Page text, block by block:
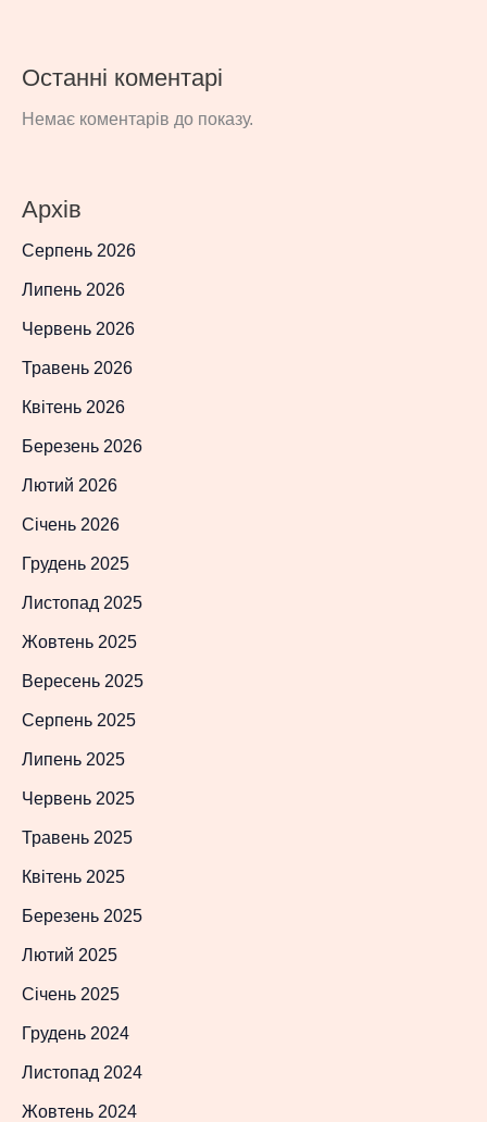
Останні коментарі
Немає коментарів до показу.
Архів
Серпень 2026
Липень 2026
Червень 2026
Травень 2026
Квітень 2026
Березень 2026
Лютий 2026
Січень 2026
Грудень 2025
Листопад 2025
Жовтень 2025
Вересень 2025
Серпень 2025
Липень 2025
Червень 2025
Травень 2025
Квітень 2025
Березень 2025
Лютий 2025
Січень 2025
Грудень 2024
Листопад 2024
Жовтень 2024